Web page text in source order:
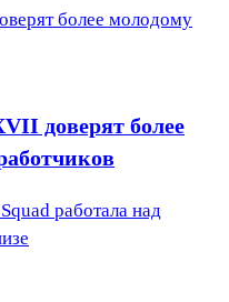
более молодому
доверят более
работала над